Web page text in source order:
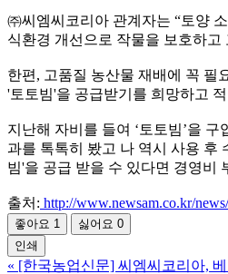
㈜씨엠씨코리아 관계자는 “토양
식환경 개선으로 작물을 보호하
한편, 고품질 농산물 재배에 꼭 필
'토토빔'을 공급받기를 희망하고
지난해 자비를 들여 ‘토토빔’을
과를 톡톡히 봤고 나 역시 사용 후
빔'을 공급 받을 수 있다면 경영비
출처: http://www.newsam.co.kr/
좋아요 1 싫어요 0
인쇄
« [한국농업신문] 씨엠씨코리아,